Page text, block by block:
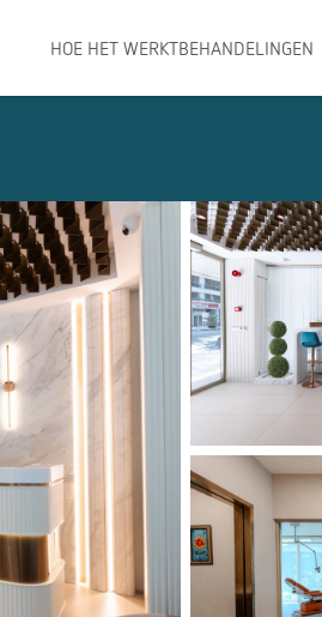
HOE HET WERKTBEHANDELINGEN